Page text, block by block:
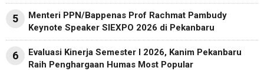
5
Menteri PPN/Bappenas Prof Rachmat Pambudy
Keynote Speaker SIEXPO 2026 di Pekanbaru
6
Evaluasi Kinerja Semester I 2026, Kanim Pekanbaru
Raih Penghargaan Humas Most Popular